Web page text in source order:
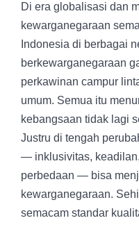
Di era globalisasi dan
kewarganegaraan
Indonesia di berbagai
berkewarganegaraan
perkawinan campur
umum. Semua itu
kebangsaan tidak lagi
Justru di tengah
— inklusivitas,
perbedaan — bisa
kewarganegaraan.
semacam standar